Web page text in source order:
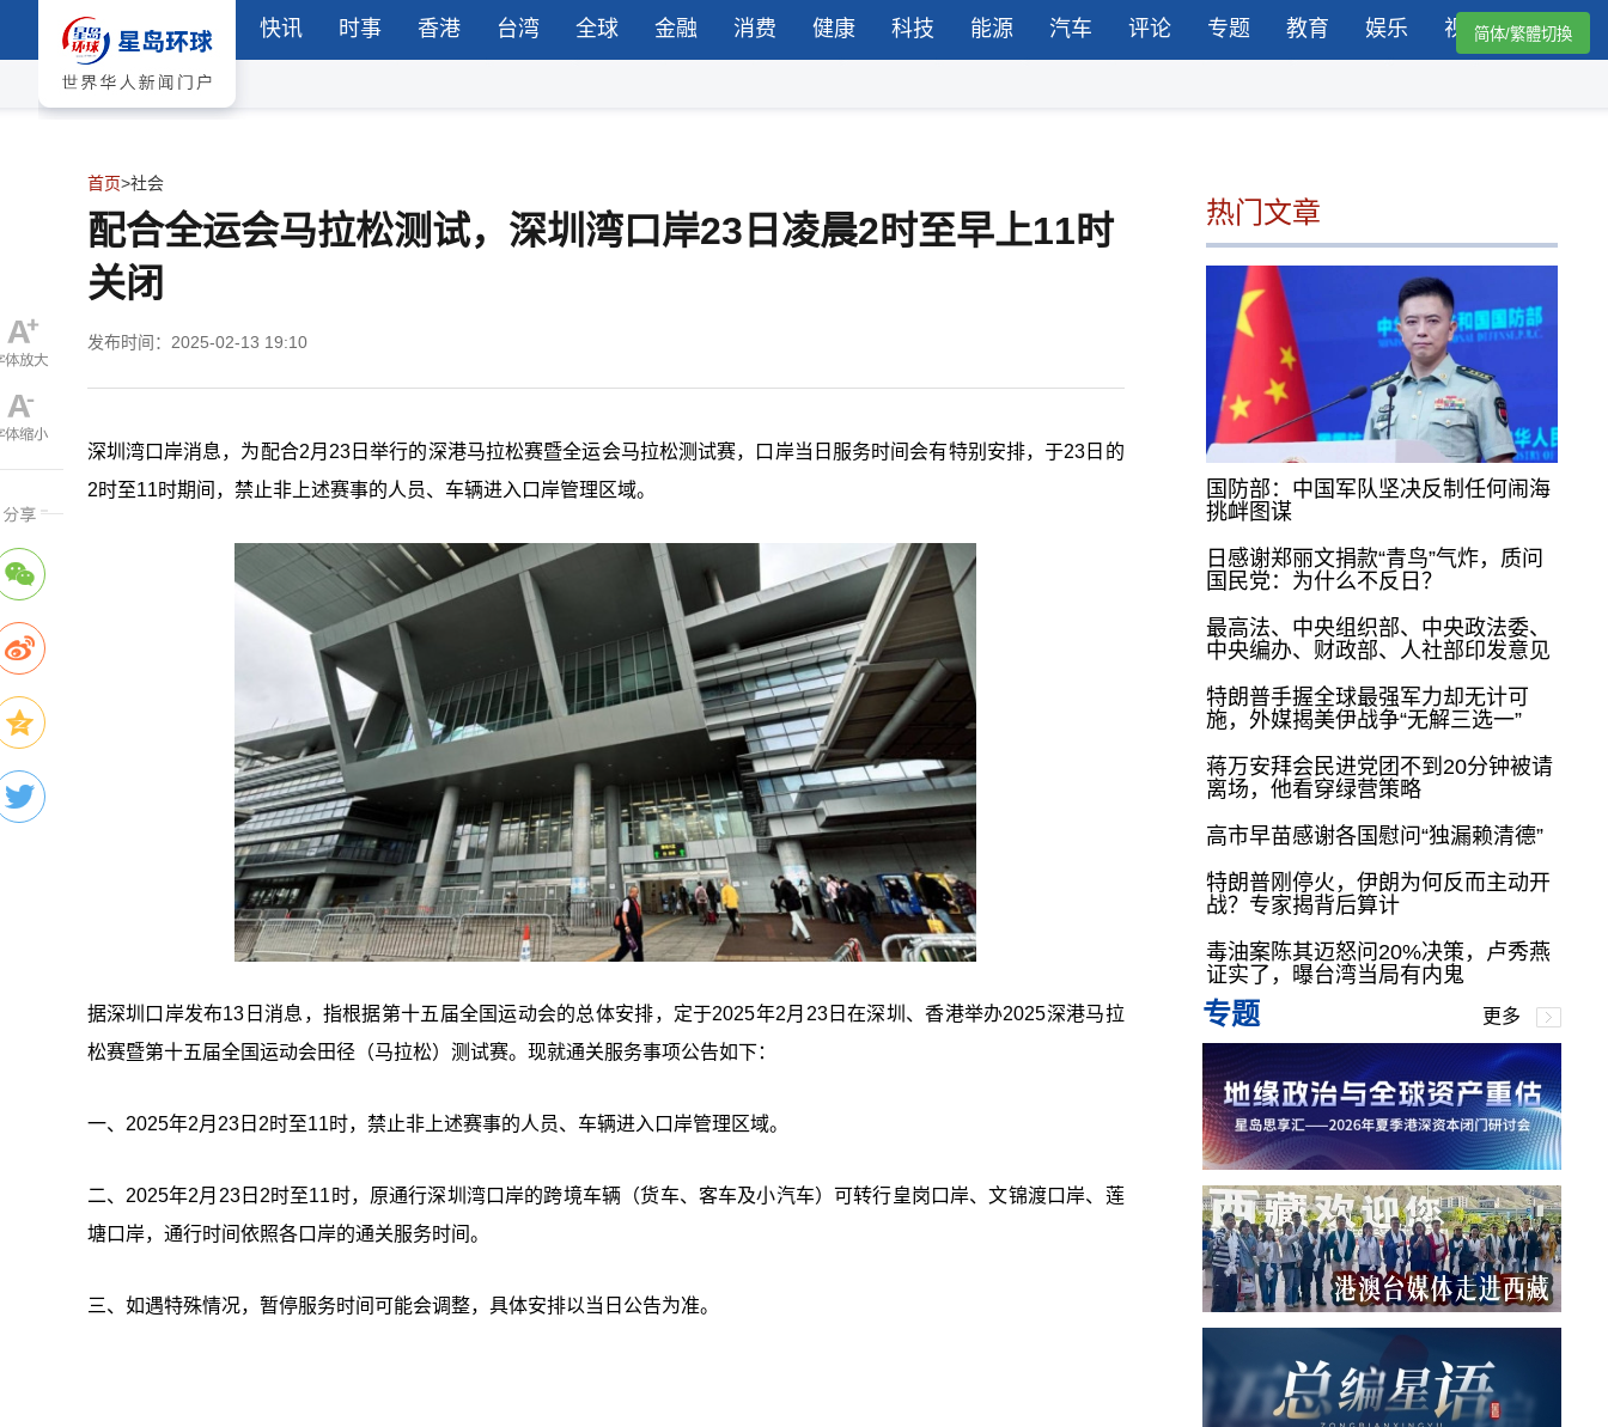
快讯 时事 香港 台湾 全球 金融 消费 健康 科技 能源 汽车 评论 专题 教育 娱乐 视频简体/繁體切換
首页>社会
配合全运会马拉松测试，深圳湾口岸23日凌晨2时至早上11时
关闭
发布时间：2025-02-13 19:10
深圳湾口岸消息，为配合2月23日举行的深港马拉松赛暨全运会马拉松测试赛，口岸当日服务时间会有特别安排，于23日的
2时至11时期间，禁止非上述赛事的人员、车辆进入口岸管理区域。
据深圳口岸发布13日消息，指根据第十五届全国运动会的总体安排，定于2025年2月23日在深圳、香港举办2025深港马拉
松赛暨第十五届全国运动会田径（马拉松）测试赛。现就通关服务事项公告如下：
一、2025年2月23日2时至11时，禁止非上述赛事的人员、车辆进入口岸管理区域。
二、2025年2月23日2时至11时，原通行深圳湾口岸的跨境车辆（货车、客车及小汽车）可转行皇岗口岸、文锦渡口岸、莲
塘口岸，通行时间依照各口岸的通关服务时间。
三、如遇特殊情况，暂停服务时间可能会调整，具体安排以当日公告为准。
热门文章
国防部：中国军队坚决反制任何闹海
挑衅图谋
日感谢郑丽文捐款“青鸟”气炸，质问
国民党：为什么不反日？
最高法、中央组织部、中央政法委、
中央编办、财政部、人社部印发意见
特朗普手握全球最强军力却无计可
施，外媒揭美伊战争“无解三选一”
蒋万安拜会民进党团不到20分钟被请
离场，他看穿绿营策略
高市早苗感谢各国慰问“独漏赖清德”
特朗普刚停火，伊朗为何反而主动开
战？专家揭背后算计
毒油案陈其迈怒问20%决策，卢秀燕
证实了，曝台湾当局有内鬼
专题 更多